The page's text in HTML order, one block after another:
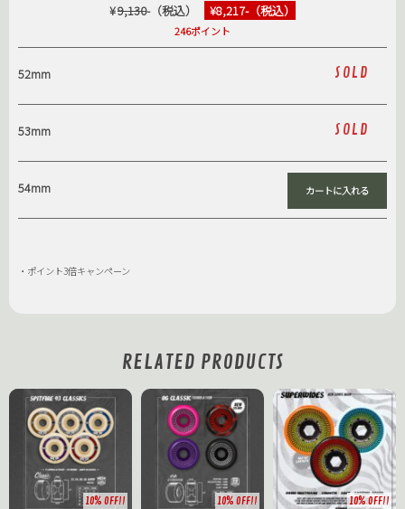
¥9,130-（税込） ¥8,217-（税込）
246ポイント
52mm SOLD
53mm SOLD
54mm
・ポイント3倍キャンペーン
RELATED PRODUCTS
10% OFF!! 10% OFF!! 10% OFF!!